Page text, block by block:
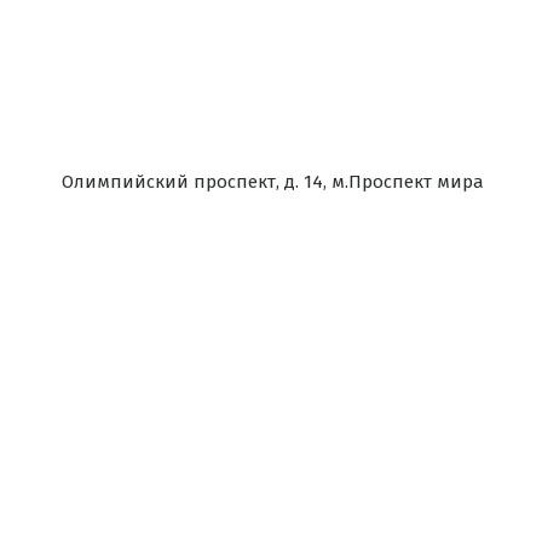
Олимпийский проспект, д. 14, м.Проспект мира